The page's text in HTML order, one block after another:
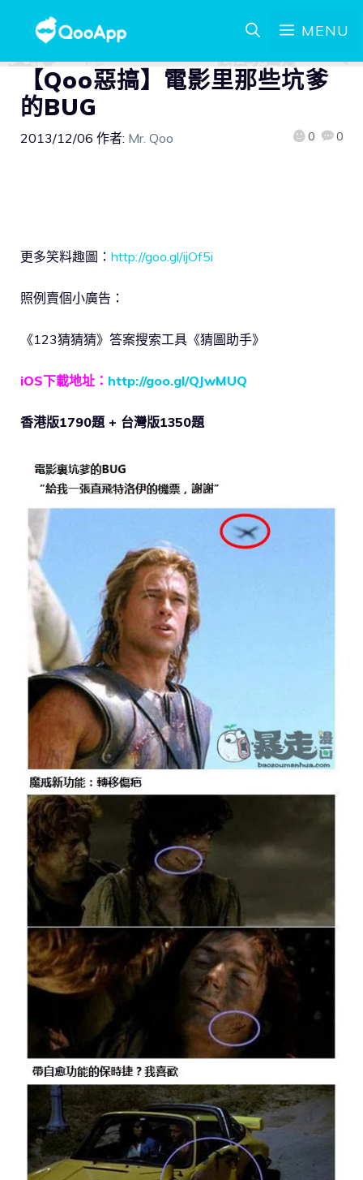
MENU
【Qoo惡搞】電影里那些坑爹
的BUG
2013/12/06 作者: Mr. Qoo 0 0
更多笑料趣圖： http://goo.gl/ijOf5i
照例賣個小廣告：
《123猜猜猜》答案搜索工具《猜圖助手》
iOS下載地址： http://goo.gl/QJwMUQ
香港版1790題 + 台灣版1350題